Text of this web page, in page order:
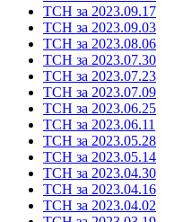
ТСН за 2023.09.17
ТСН за 2023.09.03
ТСН за 2023.08.06
ТСН за 2023.07.30
ТСН за 2023.07.23
ТСН за 2023.07.09
ТСН за 2023.06.25
ТСН за 2023.06.11
ТСН за 2023.05.28
ТСН за 2023.05.14
ТСН за 2023.04.30
ТСН за 2023.04.16
ТСН за 2023.04.02